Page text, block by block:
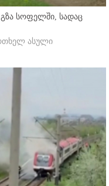
სოფელში, სადაც
ასული